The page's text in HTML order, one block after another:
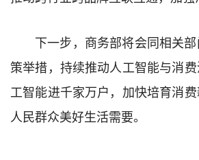
下一步，商务部将会同相关
策举措，持续推动人工智能与消
工智能进千家万户，加快培育消
人民群众美好生活需要。